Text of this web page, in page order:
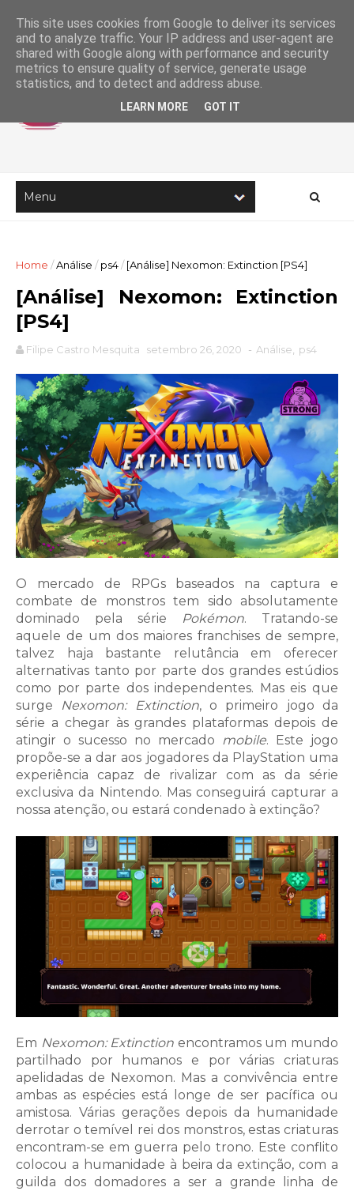
Home /Análise / ps4/ [Análise] Nexomon: Extinction [PS4]
[Análise] Nexomon: Extinction
[PS4]
Filipe Castro Mesquita setembro 26, 2020 - Análise ps4
O mercado de RPGs baseados na captura e
combate de monstros tem sido absolutamente
dominado pela série
Pokémon. Tratando-se
aquele de um dos maiores franchises de sempre,
talvez haja bastante relutância em oferecer
alternativas tanto por parte dos grandes estúdios
como por parte dos independentes. Mas eis que
surge Nexomon: Extinction, o primeiro jogo da
série a chegar às grandes plataformas depois de
atingir o sucesso no mercado mobile. Este jogo
propõe-se a dar aos jogadores da PlayStation uma
experiência capaz de rivalizar com as da série
exclusiva da Nintendo. Mas conseguirá capturar a
nossa atenção, ou estará condenado à extinção?
Em Nexomon: Extinction encontramos um mundo
partilhado por humanos e por várias criaturas
apelidadas de Nexomon. Mas a convivência entre
ambas as espécies está longe de ser pacífica ou
amistosa. Várias gerações depois da humanidade
derrotar o temível rei dos monstros, estas criaturas
encontram-se em guerra pelo trono. Este conflito
colocou a humanidade à beira da extinção, com a
guilda dos domadores a ser a grande linha de
This site uses cookies from Google to deliver its services
and to analyze traffic. Your IP address and user-agent are
shared with Google along with performance and security
metrics to ensure quality of service, generate usage
statistics, and to detect and address abuse.
LEARN MORE GOT IT